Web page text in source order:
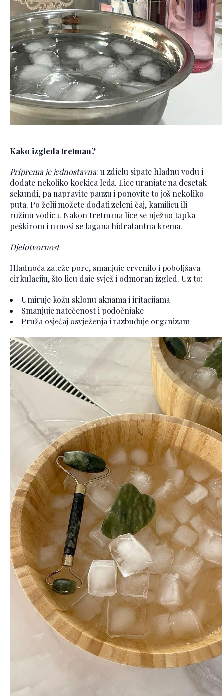
Kako izgleda tretman?
Priprema je jednostavna: u zdjelu sipate hladnu vodu i
dodate nekoliko kockica leda. Lice uranjate na desetak
sekundi, pa napravite pauzu i ponovite to još nekoliko
puta. Po želji možete dodati zeleni čaj, kamilicu ili
ružinu vodicu. Nakon tretmana lice se nježno tapka
peškirom i nanosi se lagana hidratantna krema.
Djelotvornost
Hladnoća zateže pore, smanjuje crvenilo i poboljšava
cirkulaciju, što licu daje svjež i odmoran izgled. Uz to:
Umiruje kožu sklonu aknama i iritacijama
Smanjuje natečenost i podočnjake
Pruža osjećaj osvježenja i razbuđuje organizam